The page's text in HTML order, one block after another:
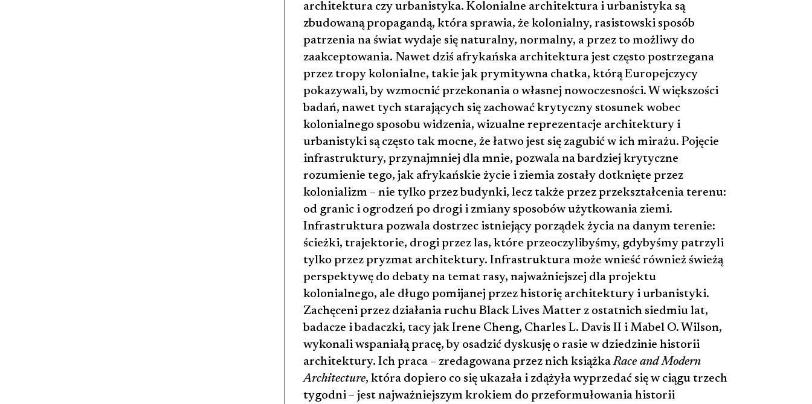
architektura czy urbanistyka. Kolonialne architektura i urbanistyka są
zbudowaną propagandą, która sprawia, że kolonialny, rasistowski sposób
patrzenia na świat wydaje się naturalny, normalny, a przez to możliwy do
zaakceptowania. Nawet dziś afrykańska architektura jest często postrzegana
przez tropy kolonialne, takie jak prymitywna chatka, którą Europejczycy
pokazywali, by wzmocnić przekonania o własnej nowoczesności. W większości
badań, nawet tych starających się zachować krytyczny stosunek wobec
kolonialnego sposobu widzenia, wizualne reprezentacje architektury i
urbanistyki są często tak mocne, że łatwo jest się zagubić w ich mirażu. Pojęcie
infrastruktury, przynajmniej dla mnie, pozwala na bardziej krytyczne
rozumienie tego, jak afrykańskie życie i ziemia zostały dotknięte przez
kolonializm – nie tylko przez budynki, lecz także przez przekształcenia terenu:
od granic i ogrodzeń po drogi i zmiany sposobów użytkowania ziemi.
Infrastruktura pozwala dostrzec istniejący porządek życia na danym terenie:
ścieżki, trajektorie, drogi przez las, które przeoczylibyśmy, gdybyśmy patrzyli
tylko przez pryzmat architektury. Infrastruktura może wnieść również świeżą
perspektywę do debaty na temat rasy, najważniejszej dla projektu
kolonialnego, ale długo pomijanej przez historię architektury i urbanistyki.
Zachęceni przez działania ruchu Black Lives Matter z ostatnich siedmiu lat,
badacze i badaczki, tacy jak Irene Cheng, Charles L. Davis II i Mabel O. Wilson,
wykonali wspaniałą pracę, by osadzić dyskusję o rasie w dziedzinie historii
architektury. Ich praca – zredagowana przez nich książkaRace and Modern
Architecture, która dopiero co się ukazała i zdążyła wyprzedać się w ciągu trzech
tygodni – jest najważniejszym krokiem do przeformułowania historii